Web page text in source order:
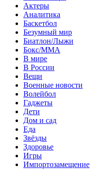
Актеры
Аналитика
Баскетбол
Безумный мир
Биатлон/Лыжи
Бокс/MMA
В мире
В России
Вещи
Военные новости
Волейбол
Гаджеты
Дети
Дом и сад
Еда
Звёзды
Здоровье
Игры
Импортозамещение